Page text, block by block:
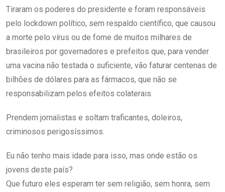
Tiraram os poderes do presidente e foram responsáveis
pelo lockdown político, sem respaldo científico, que causou
a morte pelo vírus ou de fome de muitos milhares de
brasileiros por governadores e prefeitos que, para vender
uma vacina não testada o suficiente, vão faturar centenas de
bilhões de dólares para as fármacos, que não se
responsabilizam pelos efeitos colaterais.
Prendem jornalistas e soltam traficantes, doleiros,
criminosos perigosíssimos.
Eu não tenho mais idade para isso, mas onde estão os
jovens deste país?
Que futuro eles esperam ter sem religião, sem honra, sem